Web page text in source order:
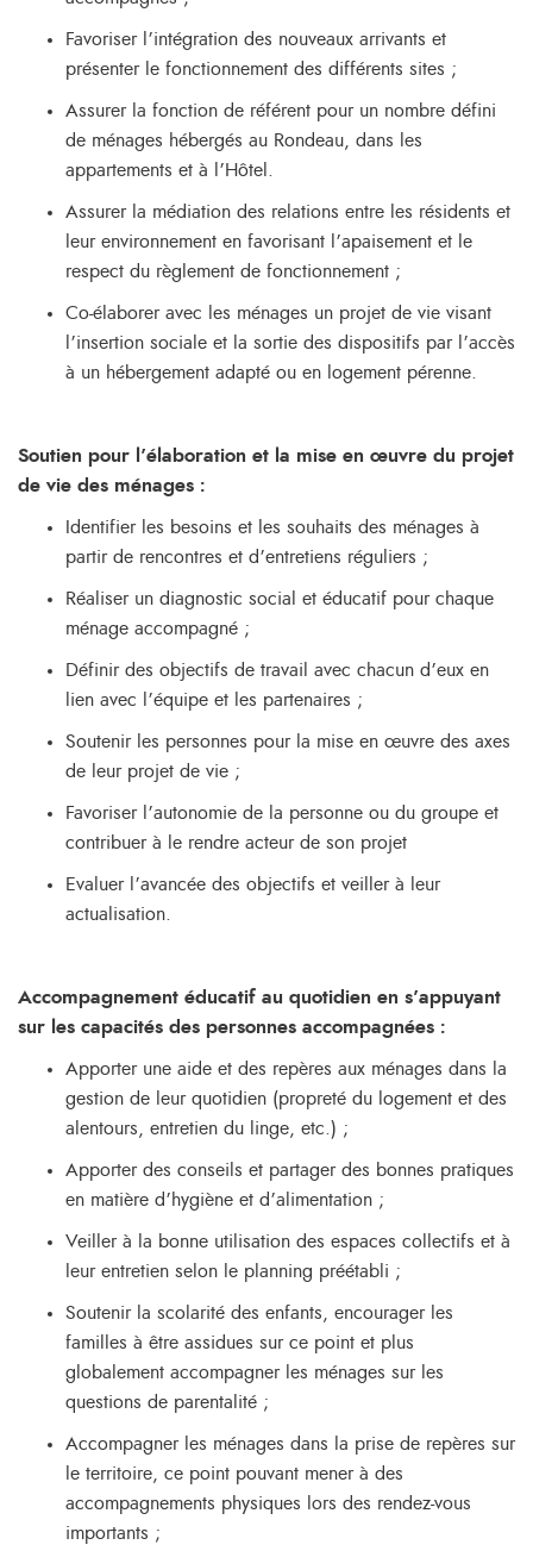
Favoriser l’intégration des nouveaux arrivants et
présenter le fonctionnement des différents sites ;
Assurer la fonction de référent pour un nombre défini
de ménages hébergés au Rondeau, dans les
appartements et à l’Hôtel.
Assurer la médiation des relations entre les résidents et
leur environnement en favorisant l’apaisement et le
respect du règlement de fonctionnement ;
Co-élaborer avec les ménages un projet de vie visant
l’insertion sociale et la sortie des dispositifs par l’accès
à un hébergement adapté ou en logement pérenne.
Soutien pour l’élaboration et la mise en œuvre du projet
de vie des ménages :
Identifier les besoins et les souhaits des ménages à
partir de rencontres et d’entretiens réguliers ;
Réaliser un diagnostic social et éducatif pour chaque
ménage accompagné ;
Définir des objectifs de travail avec chacun d’eux en
lien avec l’équipe et les partenaires ;
Soutenir les personnes pour la mise en œuvre des axes
de leur projet de vie ;
Favoriser l’autonomie de la personne ou du groupe et
contribuer à le rendre acteur de son projet
Evaluer l’avancée des objectifs et veiller à leur
actualisation.
Accompagnement éducatif au quotidien en s’appuyant
sur les capacités des personnes accompagnées :
Apporter une aide et des repères aux ménages dans la
gestion de leur quotidien (propreté du logement et des
alentours, entretien du linge, etc.) ;
Apporter des conseils et partager des bonnes pratiques
en matière d’hygiène et d’alimentation ;
Veiller à la bonne utilisation des espaces collectifs et à
leur entretien selon le planning préétabli ;
Soutenir la scolarité des enfants, encourager les
familles à être assidues sur ce point et plus
globalement accompagner les ménages sur les
questions de parentalité ;
Accompagner les ménages dans la prise de repères sur
le territoire, ce point pouvant mener à des
accompagnements physiques lors des rendez-vous
importants ;